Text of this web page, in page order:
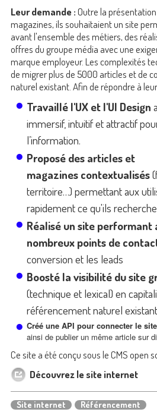
Leur demande :Outre la
magazines, ils souhaitaient un site
avant l'ensemble des métiers, des
offres du groupe média avec une
marque employeur. Les complexités
de migrer plus de 5000 articles et de
naturel existant. Afin de répondre à
Travaillé l'UX et l'UI Design
immersif, intuitif et attractif
l’information.
Proposé des articles et
magazines contextualisés
territoire…) permettant aux
rapidement ce qu'ils
Réalisé un site performant
nombreux points de
conversion et les leads
Boosté la visibilité du site
(technique et lexical) en
référencement naturel
Créé une API pour connecter le site
ainsi de publier un même article sur
Ce site a été conçu sous le CMS open
Découvrez le site internet
Site internet Référencement